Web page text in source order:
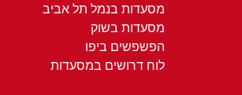
מסעדות בנמל תל אביב
מסעדות בשוק
הפשפשים ביפו
לוח דרושים במסעדות